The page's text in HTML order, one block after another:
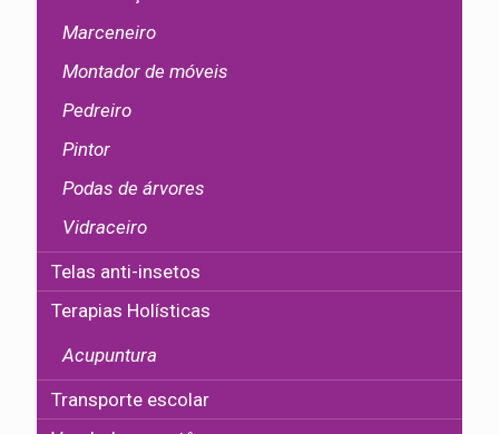
Marceneiro
Montador de móveis
Pedreiro
Pintor
Podas de árvores
Vidraceiro
Telas anti-insetos
Terapias Holísticas
Acupuntura
Transporte escolar